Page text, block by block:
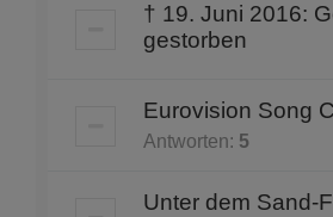
† 19. Juni 2016:
gestorben
Eurovision Song
Antworten: 5
Unter dem Sand-